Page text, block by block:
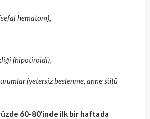
hematom),
(hipotiroidi),
(yetersiz beslenme, anne sütü
60-80’inde ilk bir haftada